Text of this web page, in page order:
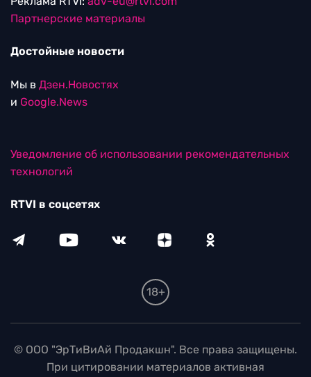
Партнерские материалы
Достойные новости
Мы в Дзен.Новостях
и Google.News
Уведомление об использовании рекомендательных
технологий
RTVI в соцсетях
18+
© ООО "ЭрТиВиАй Продакшн". Все права защищены.
При цитировании материалов активная